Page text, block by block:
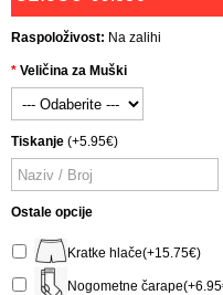
Raspoloživost: Na zalihi
Veličina za Muški
Tiskanje (+5.95€)
Ostale opcije
Kratke hlače(+15.75€)
Nogometne